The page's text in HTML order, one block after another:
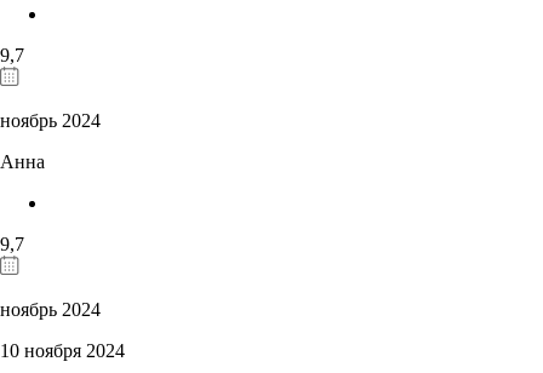
9,7
ноябрь 2024
Анна
9,7
ноябрь 2024
10 ноября 2024